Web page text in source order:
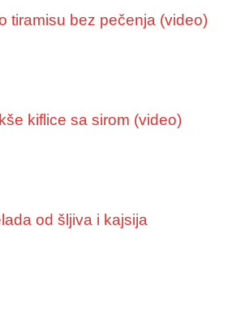
tiramisu bez pečenja (video)
kiflice sa sirom (video)
od šljiva i kajsija